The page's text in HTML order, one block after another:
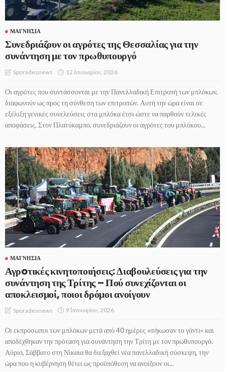
ΜΑΓΝΗΣΊΑ
Συνεδριάζουν οι αγρότες της Θεσσαλίας για την
συνάντηση με τον πρωθυπουργό
Sporadesnews 12 Ιανουαρίου, 2026
Οι αγρότες που συντάσσονται με την Πανελλαδική Επιτροπή των μπλόκων,
διαφωνούν ως προς τη σύνθεση των επιτροπών. Αυτή την ώρα είναι σε
εξέλιξη γενικές συνελεύσεις στα μπλόκα έτσι ώστε να παρθούν τελικές
αποφάσεις. Στον Πλατύκαμπο, συνεδριάζουν οι αγρότες του μπλόκου...
ΜΑΓΝΗΣΊΑ
Αγρoτικές κινητοποιήσεις: Διαβουλεύσεις για την
συνάντηση της Τρίτης – Πού συνεχίζονται οι
αποκλεισμοί, ποιοι δρόμοι ανοίγουν
Sporadesnews 9 Ιανουαρίου, 2026
Οι εκπρόσωποι των μπλόκων μετά από 40 ημέρες «σήκωσαν το γάντι» και
αποδέχθηκαν την πρόταση για συνάντηση την Τρίτη με τον πρωθυπουργό.
Αύριο, Σάββατο στη Νίκαια θα διεξαχθεί νέα πανελλαδική σύσκεψη, την
ώρα που η κυβέρνηση θέτει ως προϋπόθεση να ανοίξουν οι...